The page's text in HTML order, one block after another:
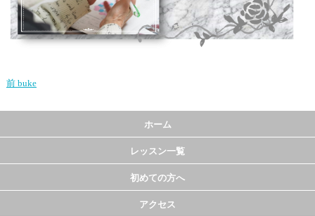
前 buke
ホーム
レッスン一覧
初めての方へ
アクセス